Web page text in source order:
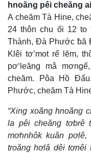
hnoăng pêi cheăng
A cheăm Tà Hine,
24 thôn chu ối 12 to
Thành, Đà Phước ƀă
Klêi tơ’mot rế lĕm,
pơ‘leăng mâ
cheăm. Pôa Hồ
Phước, cheăm Tà
“Xing xoăng hnoăng
la pêi cheăng tơbrê
mơhnhôk kuăn
troăng hơlâ dêi tơnêi